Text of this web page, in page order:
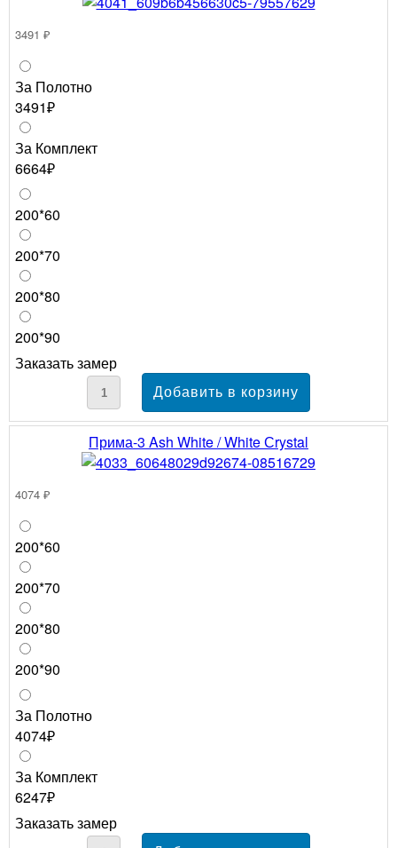
3491 ₽
За Полотно
3491₽
За Комплект
6664₽
200*60
200*70
200*80
200*90
Заказать замер
Прима-3 Ash White / White Сrystal
4074 ₽
200*60
200*70
200*80
200*90
За Полотно
4074₽
За Комплект
6247₽
Заказать замер